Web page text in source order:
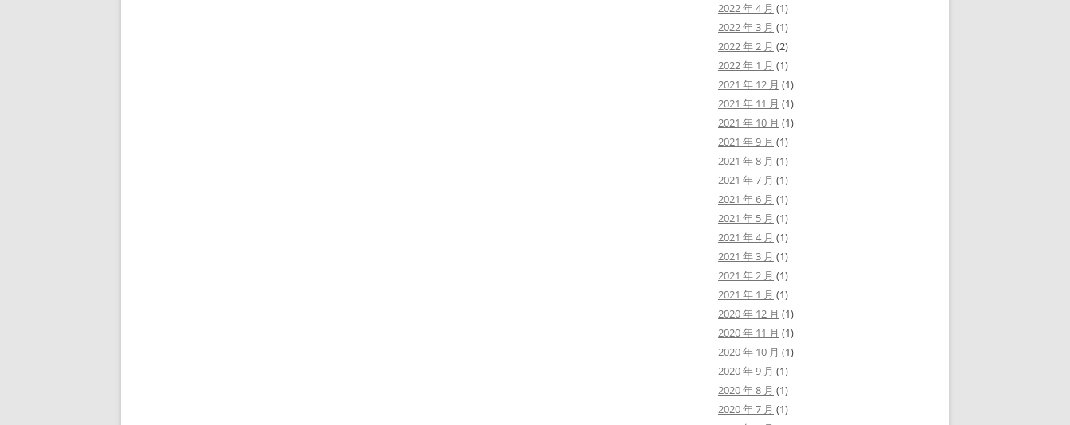
2022 年 4 月 (1)
2022 年 3 月 (1)
2022 年 2 月 (2)
2022 年 1 月 (1)
2021 年 12 月 (1)
2021 年 11 月 (1)
2021 年 10 月 (1)
2021 年 9 月 (1)
2021 年 8 月 (1)
2021 年 7 月 (1)
2021 年 6 月 (1)
2021 年 5 月 (1)
2021 年 4 月 (1)
2021 年 3 月 (1)
2021 年 2 月 (1)
2021 年 1 月 (1)
2020 年 12 月 (1)
2020 年 11 月 (1)
2020 年 10 月 (1)
2020 年 9 月 (1)
2020 年 8 月 (1)
2020 年 7 月 (1)